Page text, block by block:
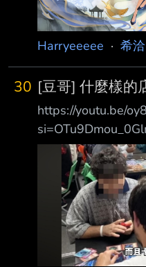
以，哪怕災難如
出同樣的選擇。 如
Harryeeeee · 希
30 [豆哥] 什麼樣的
https://youtu.be/
星期天了 豆哥也沒
門做鑑定的店，畢
堆低版 本可撿
不是每間卡店都很
知 --